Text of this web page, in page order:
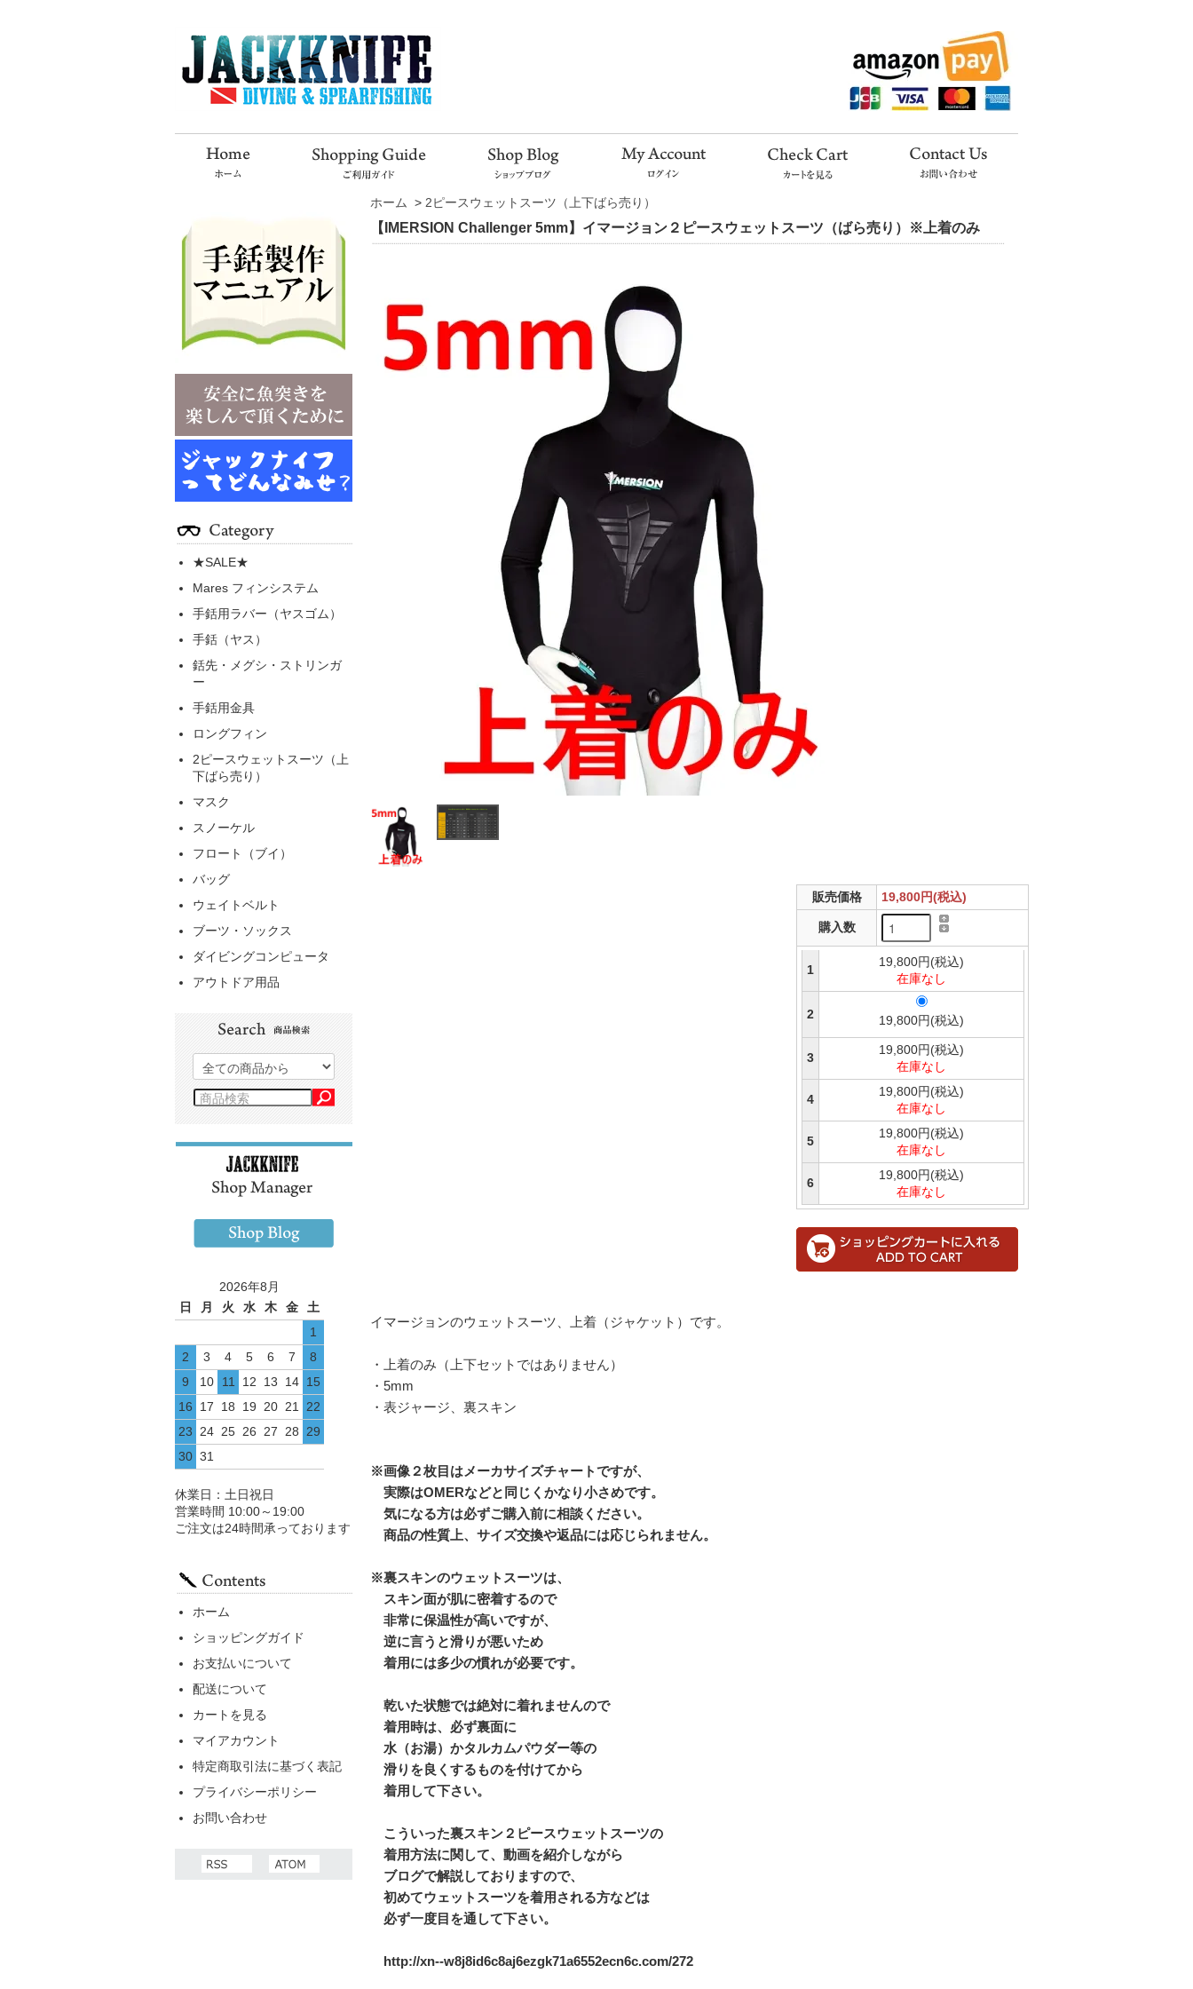
ホーム > 2ピースウェットスーツ（上下ばら売り）
【IMERSION Challenger 5mm】イマージョン２ピースウェットスーツ（ばら売り）※上着のみ
販売価格 19,800円(税込)
購入数
1
19,800円(税込)
在庫なし
2 19,800円(税込)
3
19,800円(税込)
在庫なし
4
19,800円(税込)
在庫なし
5
19,800円(税込)
在庫なし
6
19,800円(税込)
在庫なし
イマージョンのウェットスーツ、上着（ジャケット）です。
・上着のみ（上下セットではありません）
・5mm
・表ジャージ、裏スキン
※画像２枚目はメーカサイズチャートですが、
実際はOMERなどと同じくかなり小さめです。
気になる方は必ずご購入前に相談ください。
商品の性質上、サイズ交換や返品には応じられません。
※裏スキンのウェットスーツは、
スキン面が肌に密着するので
非常に保温性が高いですが、
逆に言うと滑りが悪いため
着用には多少の慣れが必要です。
乾いた状態では絶対に着れませんので
着用時は、必ず裏面に
水（お湯）かタルカムパウダー等の
滑りを良くするものを付けてから
着用して下さい。
こういった裏スキン２ピースウェットスーツの
着用方法に関して、動画を紹介しながら
ブログで解説しておりますので、
初めてウェットスーツを着用される方などは
必ず一度目を通して下さい。
http://xn--w8j8id6c8aj6ezgk71a6552ecn6c.com/272
★SALE★
Mares フィンシステム
手銛用ラバー（ヤスゴム）
手銛（ヤス）
銛先・メグシ・ストリンガ
ー
手銛用金具
ロングフィン
2ピースウェットスーツ（上
下ばら売り）
マスク
スノーケル
フロート（ブイ）
バッグ
ウェイトベルト
ブーツ・ソックス
ダイビングコンピュータ
アウトドア用品
2026年8月
日
月 火 水 木 金
土
1
2
3 4 5 6 7
8
9
10 11 12 13 14 15
16
17 18 19 20 21
22
23
24 25 26 27 28
29
30 31
休業日：土日祝日
営業時間 10:00～19:00
ご注文は24時間承っております
ホーム
ショッピングガイド
お支払いについて
配送について
カートを見る
マイアカウント
特定商取引法に基づく表記
プライバシーポリシー
お問い合わせ